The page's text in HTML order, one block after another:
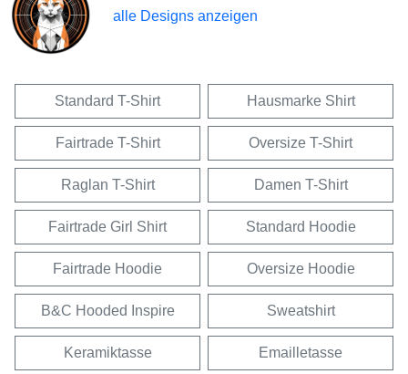
alle Designs anzeigen
Standard T-Shirt Hausmarke Shirt
Fairtrade T-Shirt Oversize T-Shirt
Raglan T-Shirt Damen T-Shirt
Fairtrade Girl Shirt Standard Hoodie
Fairtrade Hoodie Oversize Hoodie
B&C Hooded Inspire Sweatshirt
Keramiktasse Emailletasse